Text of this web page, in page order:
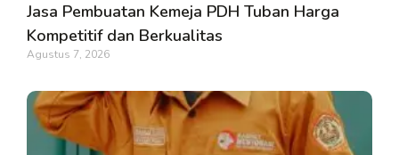
Jasa Pembuatan Kemeja PDH Tuban Harga
Kompetitif dan Berkualitas
Agustus 7, 2026